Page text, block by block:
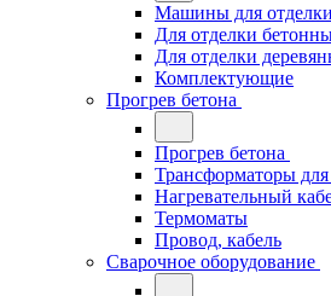
Машины для
Для отделки
Для отделки
Комплектующие
Прогрев бетона
Прогрев бетона
Трансформаторы для
Нагревательный
Термоматы
Провод, кабель
Сварочное оборудование